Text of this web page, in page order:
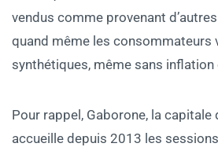
vendus comme provenant
quand même les consommateurs
synthétiques, même sans inflation
Pour rappel, Gaborone, la capitale
accueille depuis 2013 les